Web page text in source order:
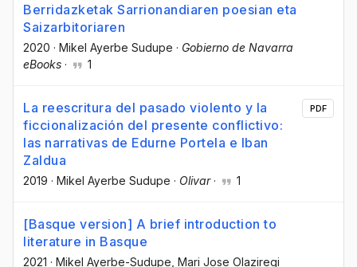
Berridazketak Sarrionandiaren poesian eta
Saizarbitoriaren
2020 · Mikel Ayerbe Sudupe · Gobierno de Navarra
eBooks · 1
La reescritura del pasado violento y la
ficcionalización del presente conflictivo:
las narrativas de Edurne Portela e Iban
Zaldua
2019 · Mikel Ayerbe Sudupe · Olivar· 1
PDF
[Basque version] A brief introduction to
literature in Basque
2021 · Mikel Ayerbe-Sudupe , Mari Jose Olaziregi